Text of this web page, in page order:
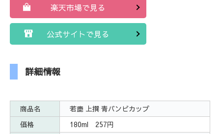
楽天市場で見る
公式サイトで見る
詳細情報
商品名
若鹿 上撰 青バンビカップ
価格
180ml 257円